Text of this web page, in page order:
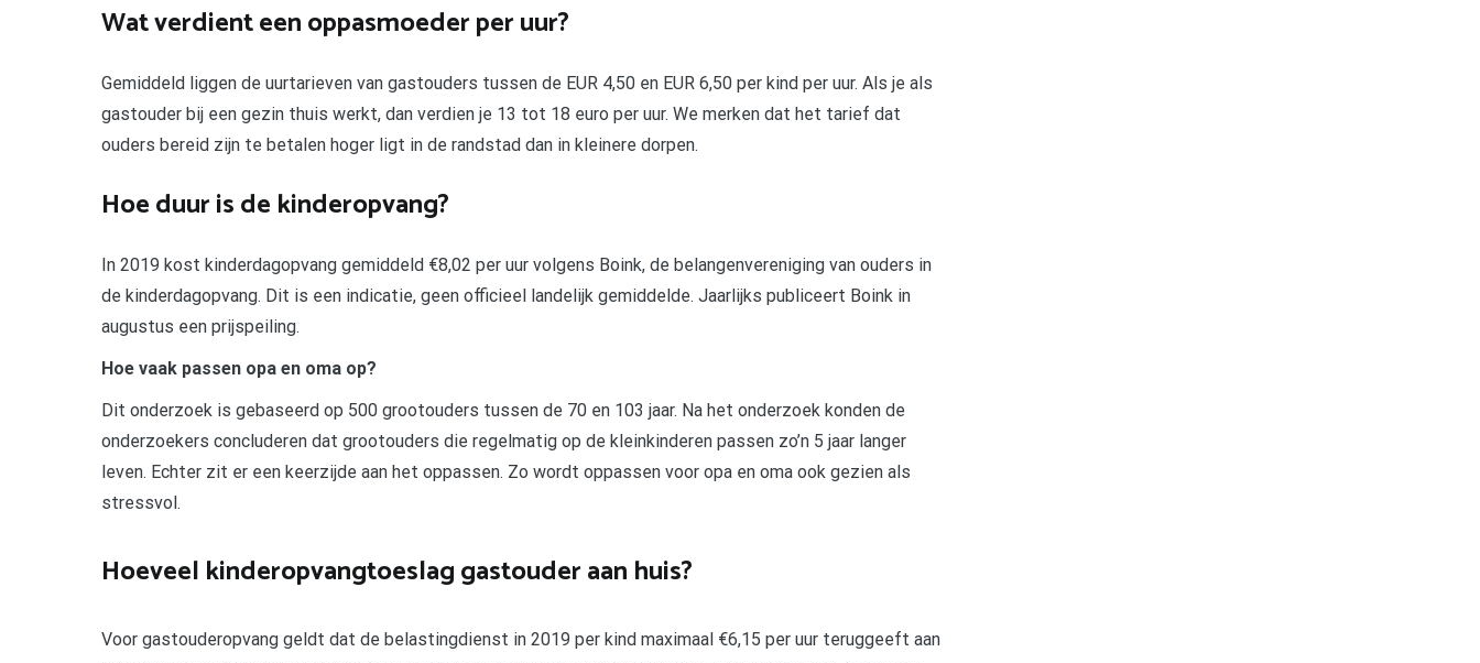
Wat verdient een oppasmoeder per uur?
Gemiddeld liggen de uurtarieven van gastouders tussen de EUR 4,50 en EUR 6,50 per kind per uur. Als je als
gastouder bij een gezin thuis werkt, dan verdien je 13 tot 18 euro per uur. We merken dat het tarief dat
ouders bereid zijn te betalen hoger ligt in de randstad dan in kleinere dorpen.
Hoe duur is de kinderopvang?
In 2019 kost kinderdagopvang gemiddeld €8,02 per uur volgens Boink, de belangenvereniging van ouders in
de kinderdagopvang. Dit is een indicatie, geen officieel landelijk gemiddelde. Jaarlijks publiceert Boink in
augustus een prijspeiling.
Hoe vaak passen opa en oma op?
Dit onderzoek is gebaseerd op 500 grootouders tussen de 70 en 103 jaar. Na het onderzoek konden de
onderzoekers concluderen dat grootouders die regelmatig op de kleinkinderen passen zo’n 5 jaar langer
leven. Echter zit er een keerzijde aan het oppassen. Zo wordt oppassen voor opa en oma ook gezien als
stressvol.
Hoeveel kinderopvangtoeslag gastouder aan huis?
Voor gastouderopvang geldt dat de belastingdienst in 2019 per kind maximaal €6,15 per uur teruggeeft aan